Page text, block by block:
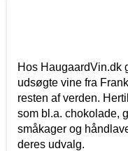
Hos HaugaardVin.dk
udsøgte vine fra
resten af verden.
som bl.a. chokolade,
småkager og
deres udvalg.